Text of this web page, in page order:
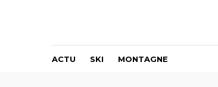
ACTU SKI MONTAGNE